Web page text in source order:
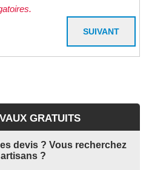
GRATUITS
devis ? Vous recherchez
?